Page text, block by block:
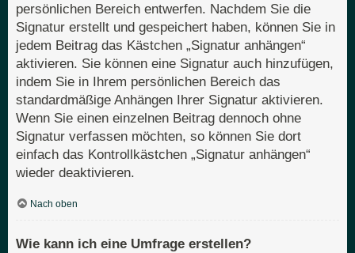
persönlichen Bereich entwerfen. Nachdem Sie die
Signatur erstellt und gespeichert haben, können Sie in
jedem Beitrag das Kästchen „Signatur anhängen“
aktivieren. Sie können eine Signatur auch hinzufügen,
indem Sie in Ihrem persönlichen Bereich das
standardmäßige Anhängen Ihrer Signatur aktivieren.
Wenn Sie einen einzelnen Beitrag dennoch ohne
Signatur verfassen möchten, so können Sie dort
einfach das Kontrollkästchen „Signatur anhängen“
wieder deaktivieren.
Nach oben
Wie kann ich eine Umfrage erstellen?